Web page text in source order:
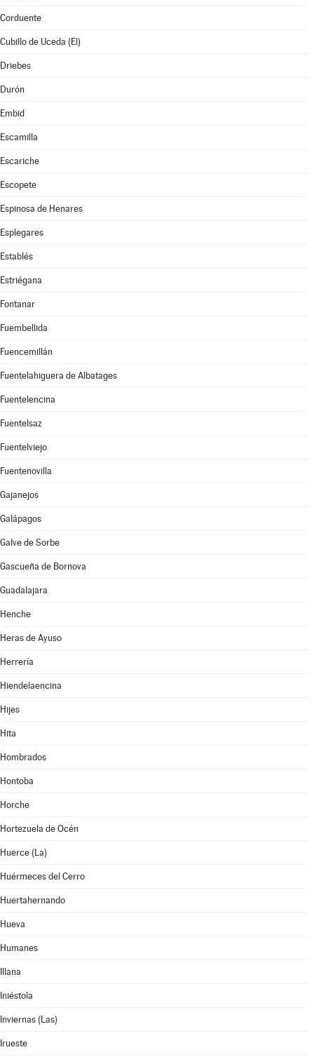
Corduente
Cubillo de Uceda (El)
Driebes
Durón
Embid
Escamilla
Escariche
Escopete
Espinosa de Henares
Esplegares
Establés
Estriégana
Fontanar
Fuembellida
Fuencemillán
Fuentelahiguera de Albatages
Fuentelencina
Fuentelsaz
Fuentelviejo
Fuentenovilla
Gajanejos
Galápagos
Galve de Sorbe
Gascueña de Bornova
Guadalajara
Henche
Heras de Ayuso
Herrería
Hiendelaencina
Hijes
Hita
Hombrados
Hontoba
Horche
Hortezuela de Océn
Huerce (La)
Huérmeces del Cerro
Huertahernando
Hueva
Humanes
Illana
Iniéstola
Inviernas (Las)
Irueste